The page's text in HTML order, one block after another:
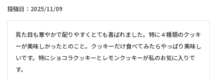
投稿日 2025/11/09
見た目も華やかで配りやすくとても喜ばれました。特に４種類のクッキ
ーが美味しかったとのこと。クッキーだけ食べてみたらやっぱり美味し
いです。特にショコラクッキーとレモンクッキーが私のお気に入りで
す。